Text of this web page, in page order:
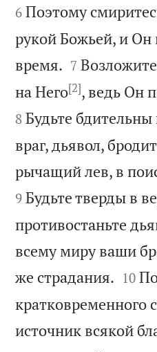
6 Поэтому
рукой Божьей, и Он
время. 

7
на Него[2], ведь Он
8 Будьте
враг, дьявол,
рычащий лев, в
9 Будьте тверды в
противостаньте
всему миру ваши
же страдания. 

10
кратковременного
источник всякой